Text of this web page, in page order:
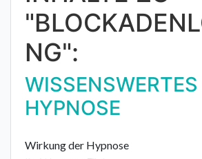
NG":
HYPNOSE
Wirkung der Hypnose